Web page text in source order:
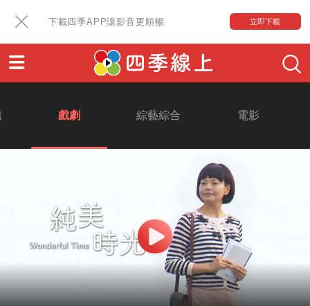
下載四季APP讓影音更順暢 立即下載
戲劇 綜藝綜合 電影